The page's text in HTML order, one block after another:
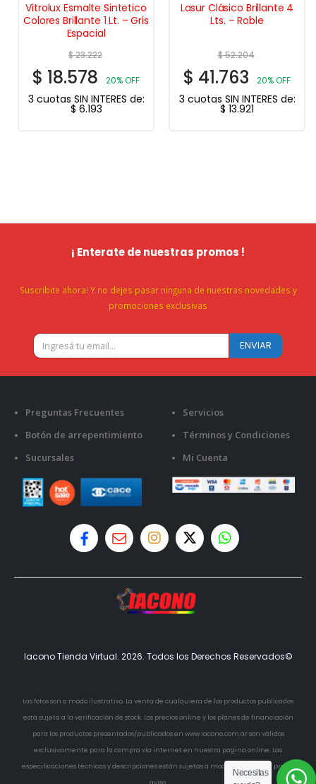
Vitrolux Esmalte Sintetico
Colores Brillante 1 Lt. – Gris
Espacial
$23.222
$ 18.578 20% OFF
3 cuotas SIN INTERES de:
$ 6.193
Lasur Clásico Brillante 4
Lts. – Roble
$52.204
$ 41.763 20% OFF
3 cuotas SIN INTERES de:
$ 13.921
¡ Enterate de nuestras promos !
Suscribite ahora! Y no dejes pasar ninguna de nuestras novedades y
promociones exclusivas
Preguntas Frecuentes
Botón de arrepentimiento
Sucursales
Servicios
Términos y Condiciones
Mi Cuenta
Iacono Tienda Virtual. 2026. Todos los Derechos Reservados©
Las fotos son a modo ilustrativo. La venta de cualquiera de los productos publicados
está sujeta a la verificación de stock. Los precios online y los planes de financiación
para los productos presentados/publicados en www.iacono.com.ar son válidos
exclusivamente para la compra vía internet en nuestra pagina online. Las
especificaciones técnicas y descripciones están sujetas a modificaciones sin previo
Necesitas